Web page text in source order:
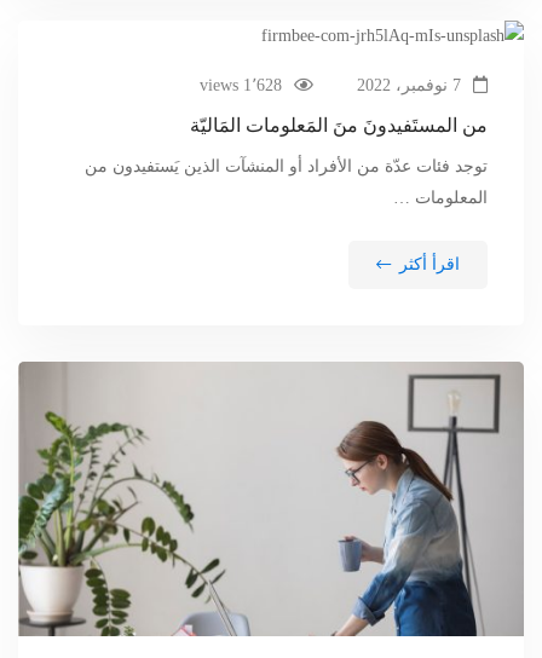
7 نوفمبر، 2022 1٬628 views
من المستَفيدونَ منَ المَعلومات المَاليّة
توجد فئات عدّة من الأفراد أو المنشآت الذين يَستفيدون من
المعلومات …
اقرأ أكثر